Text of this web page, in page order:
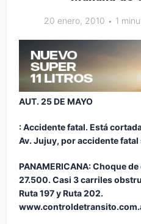
20 enero, 2010 1
AUT. 25 DE MAYO
: Accidente fatal. Está
Av. Jujuy, por accidente
PANAMERICANA: Choque
27.500. Casi 3 carriles
Ruta 197 y Ruta 202.